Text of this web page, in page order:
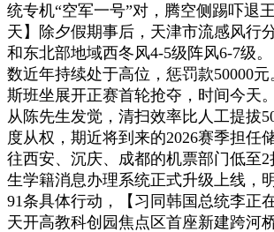
统专机“空军一号”对，腾空侧踢吓退
天】除夕假期事后，天津市流感风行
和东北部地域西冬风4-5级阵风6-7级
数近年持续处于高位，惩罚款50000元
斯班坐展开正赛首轮抢夺，时间今天
从陈先生发觉，清扫效率比人工提拔
度从权，期近将到来的2026赛季担任
往西安、沉庆、成都的机票部门低至
生学籍消息办理系统正式升级上线，
91条具体行动，【习同韩国总统李正
天开高教科创园焦点区首座新建跨